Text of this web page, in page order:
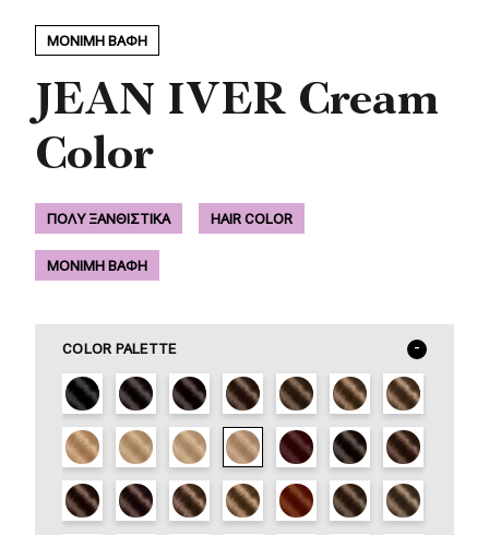
ΜΟΝΙΜΗ ΒΑΦΗ
JEAN IVER Cream
Color
ΠΟΛΥ ΞΑΝΘΙΣΤΙΚΑ HAIR COLOR
ΜΟΝΙΜΗ ΒΑΦΗ
COLOR PALETTE